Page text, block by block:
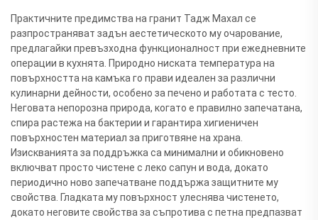
Практичните предимства на гранит Тадж Махал се
разпространяват задън аестетическото му очарование,
предлагайки превъзходна функционалност при ежедневните
операции в кухнята. Природно ниската температура на
повърхността на камъка го прави идеален за различни
кулинарни дейности, особено за печено и работата с тесто.
Неговата непорозна природа, когато е правилно запечатана,
спира растежа на бактерии и гарантира хигиеничен
повърхностен материал за приготвяне на храна.
Изискванията за поддръжка са минимални и обикновено
включват просто чистене с леко сапун и вода, докато
периодично ново запечатване поддържа защитните му
свойства. Гладката му повърхност улеснява чистенето,
докато неговите свойства за съпротива с петна предпазват